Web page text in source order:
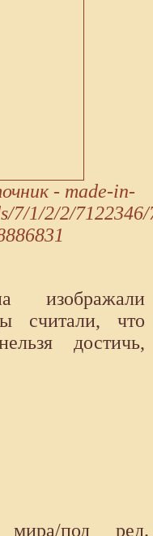
- made-in-
7/1/2/2/
изображали
считали, что
достичь,
под ред.